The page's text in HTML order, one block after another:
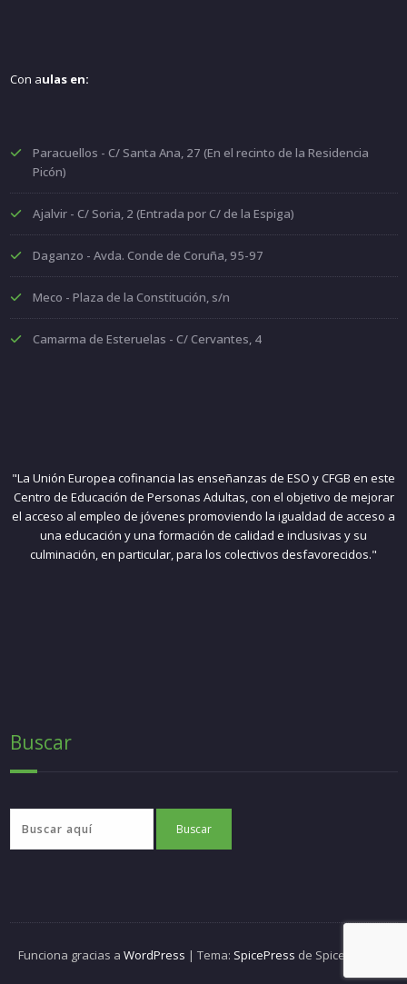
Con aulas en:
Paracuellos - C/ Santa Ana, 27 (En el recinto de la Residencia
Picón)
Ajalvir - C/ Soria, 2 (Entrada por C/ de la Espiga)
Daganzo - Avda. Conde de Coruña, 95-97
Meco - Plaza de la Constitución, s/n
Camarma de Esteruelas - C/ Cervantes, 4
"La Unión Europea cofinancia las enseñanzas de ESO y CFGB en este
Centro de Educación de Personas Adultas, con el objetivo de mejorar
el acceso al empleo de jóvenes promoviendo la igualdad de acceso a
una educación y una formación de calidad e inclusivas y su
culminación, en particular, para los colectivos desfavorecidos."
Buscar
Funciona gracias a WordPress | Tema: SpicePress de SpiceThemes